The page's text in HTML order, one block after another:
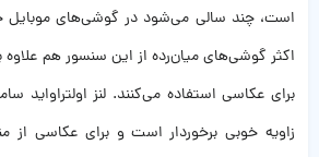
است، چند سالی می‌شود در گوشی‌های
اکثر گوشی‌‌های میان‌رده از این سنسور هم
زاویه خوبی برخوردار است و برای عکاسی از